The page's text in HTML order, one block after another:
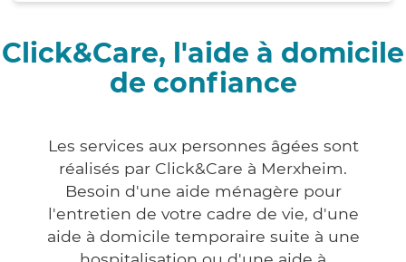
Click&Care, l'aide à domicile
de confiance
Les services aux personnes âgées sont
réalisés par Click&Care à Merxheim.
Besoin d'une aide ménagère pour
l'entretien de votre cadre de vie, d'une
aide à domicile temporaire suite à une